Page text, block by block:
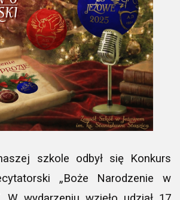
szkole odbył się Konkurs
„Boże Narodzenie w